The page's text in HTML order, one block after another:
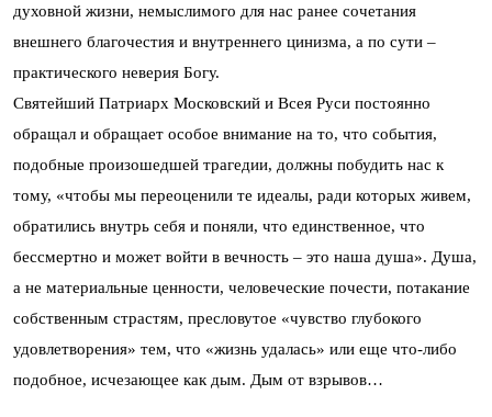
духовной жизни, немыслимого для нас ранее сочетания
внешнего благочестия и внутреннего цинизма, а по сути –
практического неверия Богу.
Святейший Патриарх Московский и Всея Руси постоянно
обращал и обращает особое внимание на то, что события,
подобные произошедшей трагедии, должны побудить нас к
тому, «чтобы мы переоценили те идеалы, ради которых живем,
обратились внутрь себя и поняли, что единственное, что
бессмертно и может войти в вечность – это наша душа». Душа,
а не материальные ценности, человеческие почести, потакание
собственным страстям, пресловутое «чувство глубокого
удовлетворения» тем, что «жизнь удалась» или еще что-либо
подобное, исчезающее как дым. Дым от взрывов…